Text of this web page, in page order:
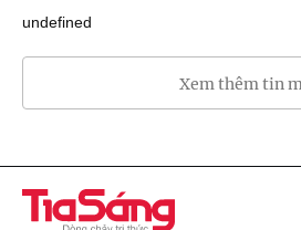
undefined
Xem thêm tin